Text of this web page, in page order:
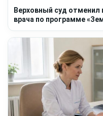
Верховный суд отменил
врача по программе